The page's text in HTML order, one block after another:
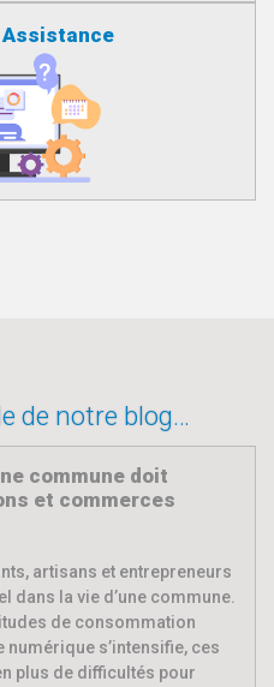
Assistance
de notre blog…
commune doit
et commerces
artisans et entrepreneurs
dans la vie d’une commune.
de consommation
s’intensifie, ces
plus de difficultés pour